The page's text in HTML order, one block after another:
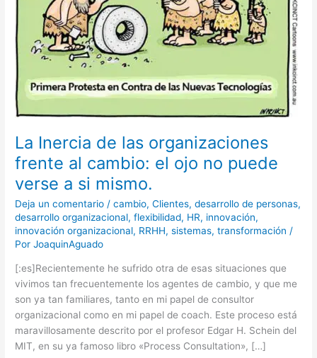
La Inercia de las organizaciones
frente al cambio: el ojo no puede
verse a si mismo.
Deja un comentario /cambio,Clientes,desarrollo de personas,
desarrollo organizacional,flexibilidad, HR, innovación,
innovación organizacional, RRHH,sistemas,transformación /
PorJoaquinAguado
[:es]Recientemente he sufrido otra de esas situaciones que
vivimos tan frecuentemente los agentes de cambio, y que me
son ya tan familiares, tanto en mi papel de consultor
organizacional como en mi papel de coach. Este proceso está
maravillosamente descrito por el profesor Edgar H. Schein del
MIT, en su ya famoso libro «Process Consultation», […]
cambio:
el
ojo
no
verse
a
si
mismo.